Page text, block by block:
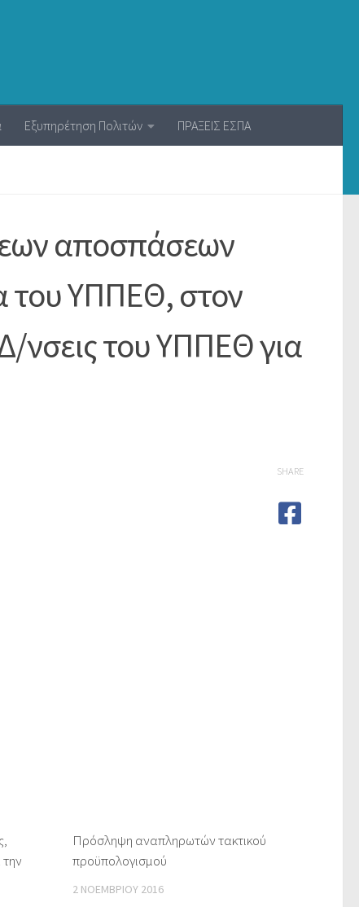
Εξυπηρέτηση Πολιτών ΠΡΑΞΕΙΣ ΕΣΠΑ
αποσπάσεων
του ΥΠΠΕΘ, στον
νσεις του ΥΠΠΕΘ για
SHARE
Πρόσληψη αναπληρωτών τακτικού
προϋπολογισμού
2 ΝΟΕΜΒΡΊΟΥ 2016